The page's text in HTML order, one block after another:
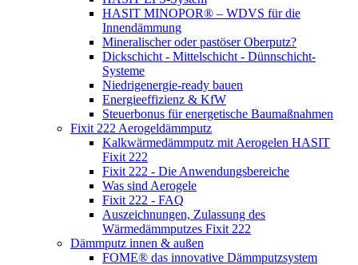
HASIT MINOPOR® – WDVS für die
Innendämmung
Mineralischer oder pastöser Oberputz?
Dickschicht - Mittelschicht - Dünnschicht-
Systeme
Niedrigenergie-ready bauen
Energieeffizienz & KfW
Steuerbonus für energetische Baumaßnahmen
Fixit 222 Aerogeldämmputz
Kalkwärmedämmputz mit Aerogelen HASIT
Fixit 222
Fixit 222 - Die Anwendungsbereiche
Was sind Aerogele
Fixit 222 - FAQ
Auszeichnungen, Zulassung des
Wärmedämmputzes Fixit 222
Dämmputz innen & außen
FOME® das innovative Dämmputzsystem